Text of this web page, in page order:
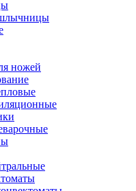
ножей